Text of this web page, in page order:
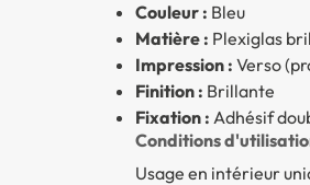
Couleur : Bleu
Matière : Plexiglas
Impression : Verso
Finition : Brillante
Fixation : Adhésif
Conditions
Usage en intérieur